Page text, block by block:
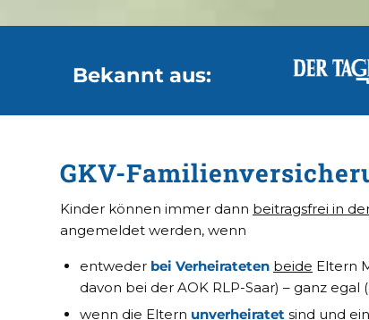
Bekannt aus:
GKV-
Kinder können immer dann beitragsfrei in
angemeldet werden, wenn
entweder bei Verheirateten beide Eltern
davon bei der AOK RLP-Saar) – ganz
wenn die Eltern unverheiratet sind und